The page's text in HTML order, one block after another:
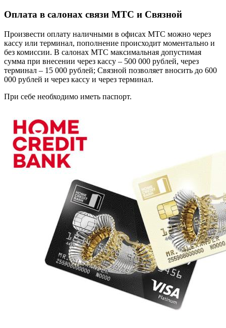
Оплата в салонах связи МТС и Связной
Произвести оплату наличными в офисах МТС можно через
кассу или терминал, пополнение происходит моментально и
без комиссии. В салонах МТС максимальная допустимая
сумма при внесении через кассу – 500 000 рублей, через
терминал – 15 000 рублей; Связной позволяет вносить до 600
000 рублей и через кассу и через терминал.
При себе необходимо иметь паспорт.